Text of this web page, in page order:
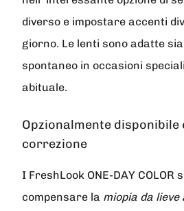
diverso e impostare accenti
giorno. Le lenti sono adatte
spontaneo in occasioni
abituale.
Opzionalmente disponibile
correzione
I FreshLook ONE-DAY COLOR
compensare la miopia da